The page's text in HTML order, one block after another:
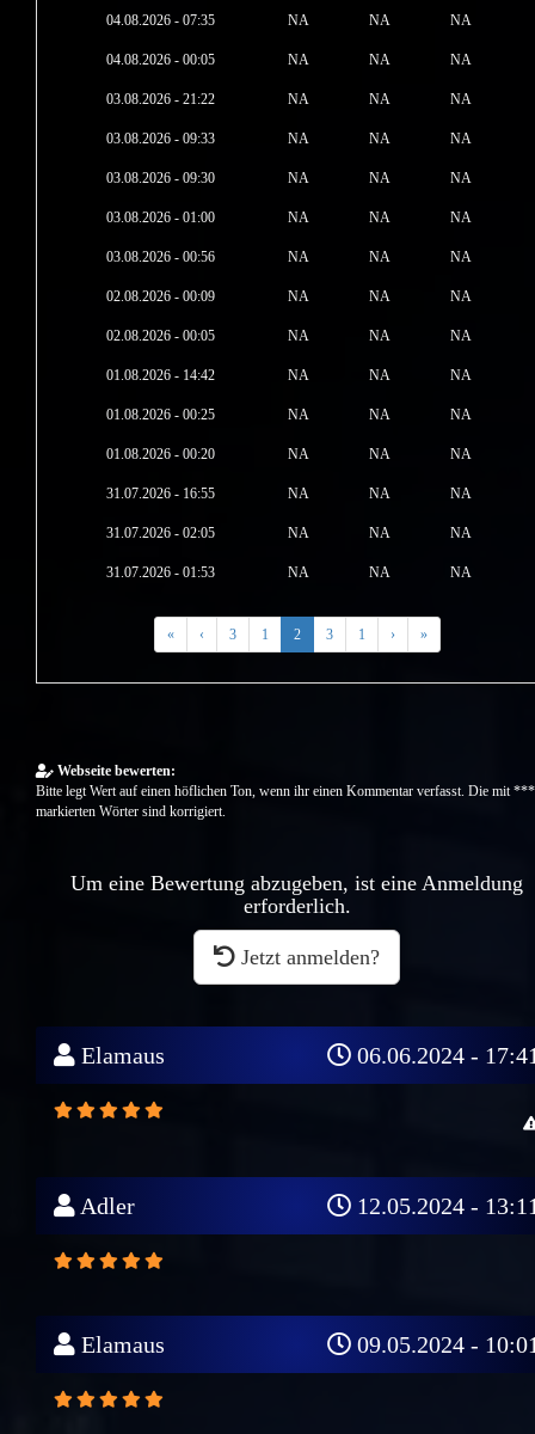
04.08.2026 - 07:35 NA NA NA
04.08.2026 - 00:05 NA NA NA
03.08.2026 - 21:22 NA NA NA
03.08.2026 - 09:33 NA NA NA
03.08.2026 - 09:30 NA NA NA
03.08.2026 - 01:00 NA NA NA
03.08.2026 - 00:56 NA NA NA
02.08.2026 - 00:09 NA NA NA
02.08.2026 - 00:05 NA NA NA
01.08.2026 - 14:42 NA NA NA
01.08.2026 - 00:25 NA NA NA
01.08.2026 - 00:20 NA NA NA
31.07.2026 - 16:55 NA NA NA
31.07.2026 - 02:05 NA NA NA
31.07.2026 - 01:53 NA NA NA
« ‹ 3 1 2 3 1 › »
Webseite bewerten:
Bitte legt Wert auf einen höflichen Ton, wenn ihr einen Kommentar verfasst. Die mit ***
markierten Wörter sind korrigiert.
Um eine Bewertung abzugeben, ist eine Anmeldung
erforderlich.
Jetzt anmelden?
Elamaus 06.06.2024 -
Adler 12.05.2024 -
Elamaus 09.05.2024 -